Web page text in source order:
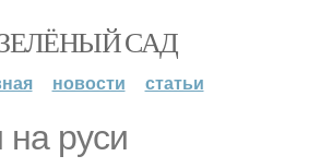
САД
новости статьи
руси